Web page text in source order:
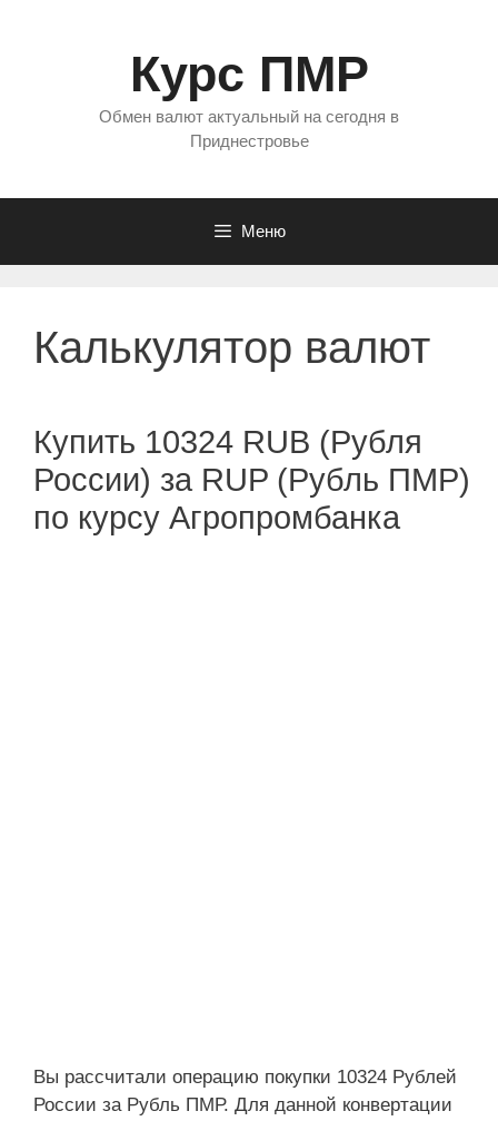
Курс ПМР
Обмен валют актуальный на сегодня в
Приднестровье
Меню
Калькулятор валют
Купить 10324 RUB (Рубля
России) за RUP (Рубль ПМР)
по курсу Агропромбанка
Вы рассчитали операцию покупки 10324 Рублей
России за Рубль ПМР. Для данной конвертации